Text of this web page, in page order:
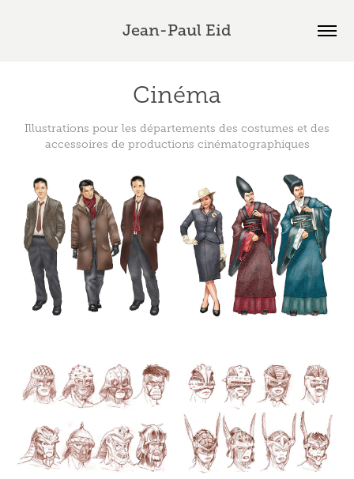
Jean-Paul Eid
Cinéma
Illustrations pour les départements des costumes et des
accessoires de productions cinématographiques